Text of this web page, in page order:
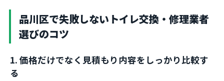
品川区で失敗しないトイレ交換・修理業者
選びのコツ
1. 価格だけでなく見積もり内容をしっかり比較す
る